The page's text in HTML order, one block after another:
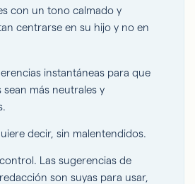
con un tono calmado y
centrarse en su hijo y no en
instantáneas para que
sean más neutrales y
decir, sin malentendidos.
Las sugerencias de
son suyas para usar,